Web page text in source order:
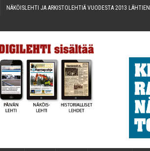
NÄKÖIS­LEH­TI JA ARKIS­TO­LEH­TIÄ VUO­DES­TA 2013 LÄHTIEN